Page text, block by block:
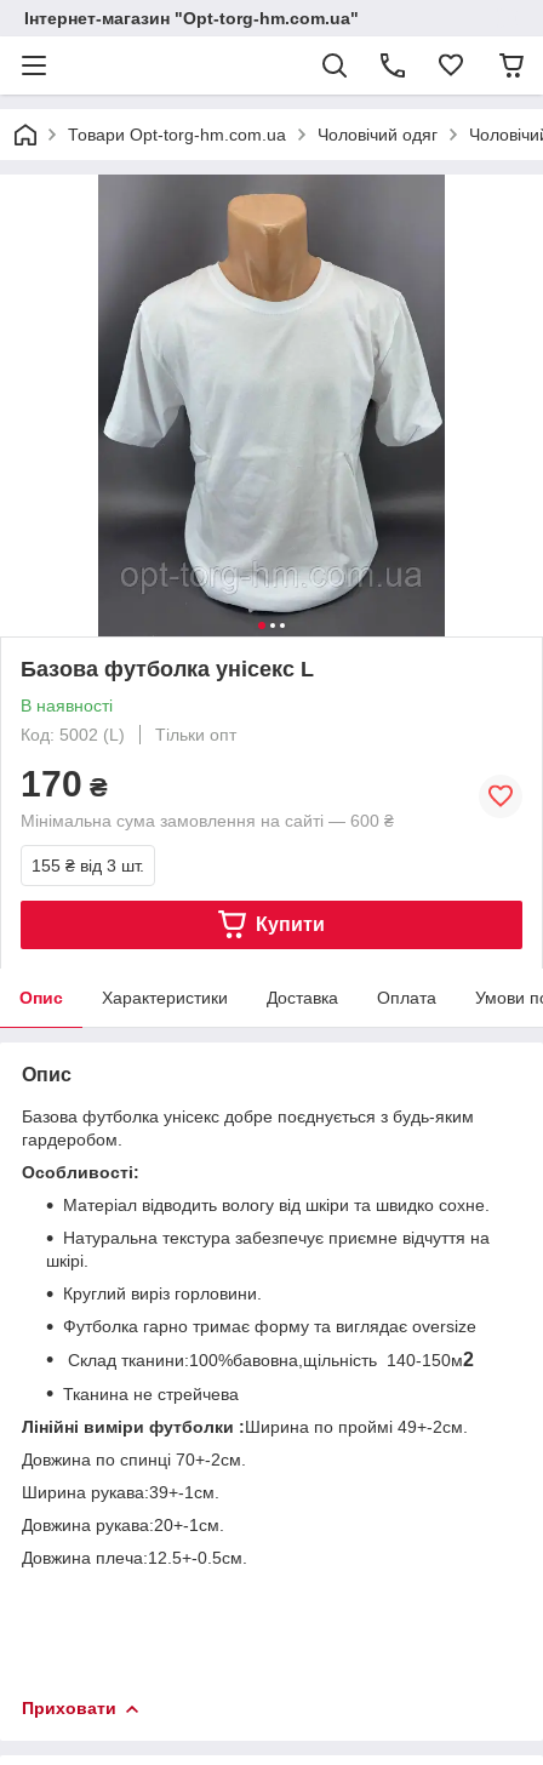
Інтернет-магазин "Opt-torg-hm.com.ua"
Товари Opt-torg-hm.com.ua Чоловічий одяг
Базова футболка унісекс L
В наявності
Код: 5002 (L)
Тільки опт
170 ₴
Мінімальна сума замовлення на сайті — 600 ₴
155 ₴ від 3 шт.
Купити
Опис Характеристики Доставка Оплата Умови
Опис
Базова футболка унісекс добре поєднується з будь-яким
гардеробом.
Особливості:
Матеріал відводить вологу від шкіри та швидко сохне.
Натуральна текстура забезпечує приємне відчуття на
шкірі.
Круглий виріз горловини.
Футболка гарно тримає форму та виглядає oversizе
Склад тканини:100%бавовна,щільність 140-150м2
Тканина не стрейчева
Лінійні виміри футболки :Ширина по проймі 49+-2см.
Довжина по спинці 70+-2см.
Ширина рукава:39+-1см.
Довжина рукава:20+-1см.
Довжина плеча:12.5+-0.5см.
Приховати